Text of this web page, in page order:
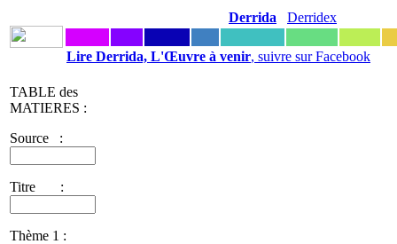
Derrida Derridex
Lire Derrida, L'Œuvre à venir, suivre sur Facebook
TABLE des
MATIERES :
Source :
Titre :
Thème 1 :